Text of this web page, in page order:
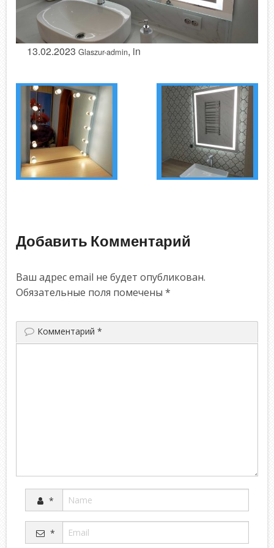
13.02.2023 Glaszur-admin, in
Добавить Комментарий
Ваш адрес email не будет опубликован.
Обязательные поля помечены*
Комментарий*
*
*